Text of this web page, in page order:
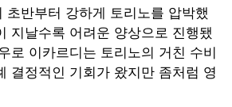
초반부터 강하게 토리노를 압박했
지날수록 어려운 양상으로 진행됐
로 이카르디는 토리노의 거친 수비
결정적인 기회가 왔지만 좀처럼 영